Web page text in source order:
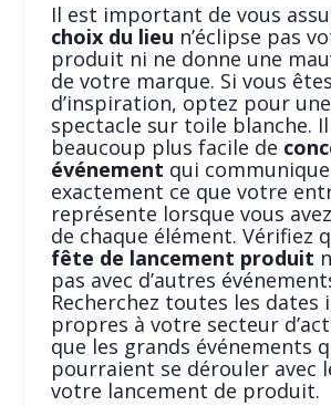
Il est important de vous
choix du lieu n’éclipse pas
produit ni ne donne une
de votre marque. Si vous
d’inspiration, optez pour
spectacle sur toile blanche.
beaucoup plus facile de
événement qui communique
exactement ce que votre
représente lorsque vous
de chaque élément. Vérifiez
fête de lancement produit
pas avec d’autres
Recherchez toutes les
propres à votre secteur
que les grands événements
pourraient se dérouler avec
votre lancement de produit.